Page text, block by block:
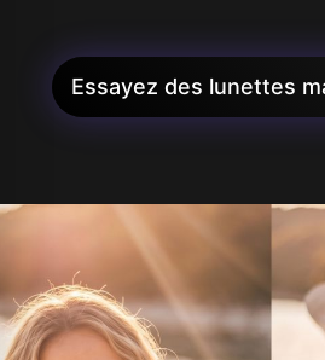
Essayez des lunettes